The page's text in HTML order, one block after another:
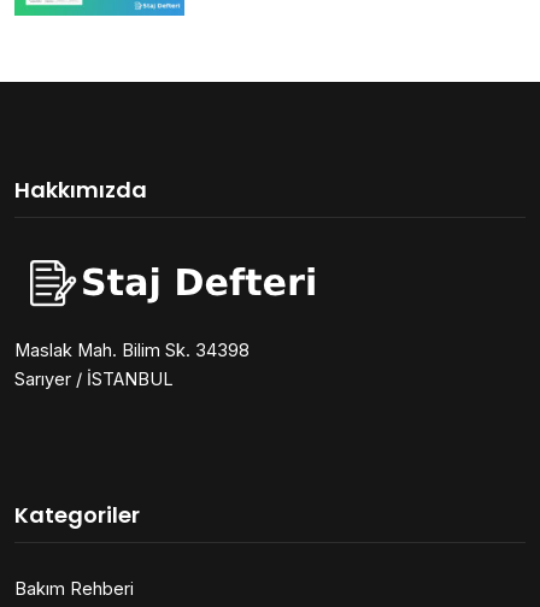
Hakkımızda
Maslak Mah. Bilim Sk. 34398
Sarıyer / İSTANBUL
Kategoriler
Bakım Rehberi